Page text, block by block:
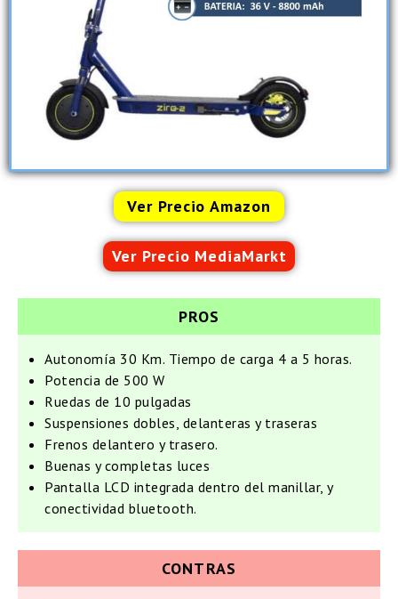
Ver Precio Amazon
Ver Precio MediaMarkt
PROS
Autonomía 30 Km. Tiempo de carga 4 a 5 horas.
Potencia de 500 W
Ruedas de 10 pulgadas
Suspensiones dobles, delanteras y traseras
Frenos delantero y trasero.
Buenas y completas luces
Pantalla LCD integrada dentro del manillar, y
conectividad bluetooth.
CONTRAS